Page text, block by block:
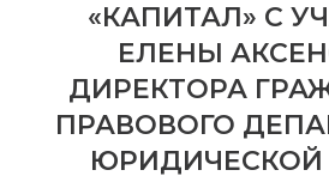
«КАПИТАЛ» С
ЕЛЕНЫ
ДИРЕКТОРА
ПРАВОВОГО